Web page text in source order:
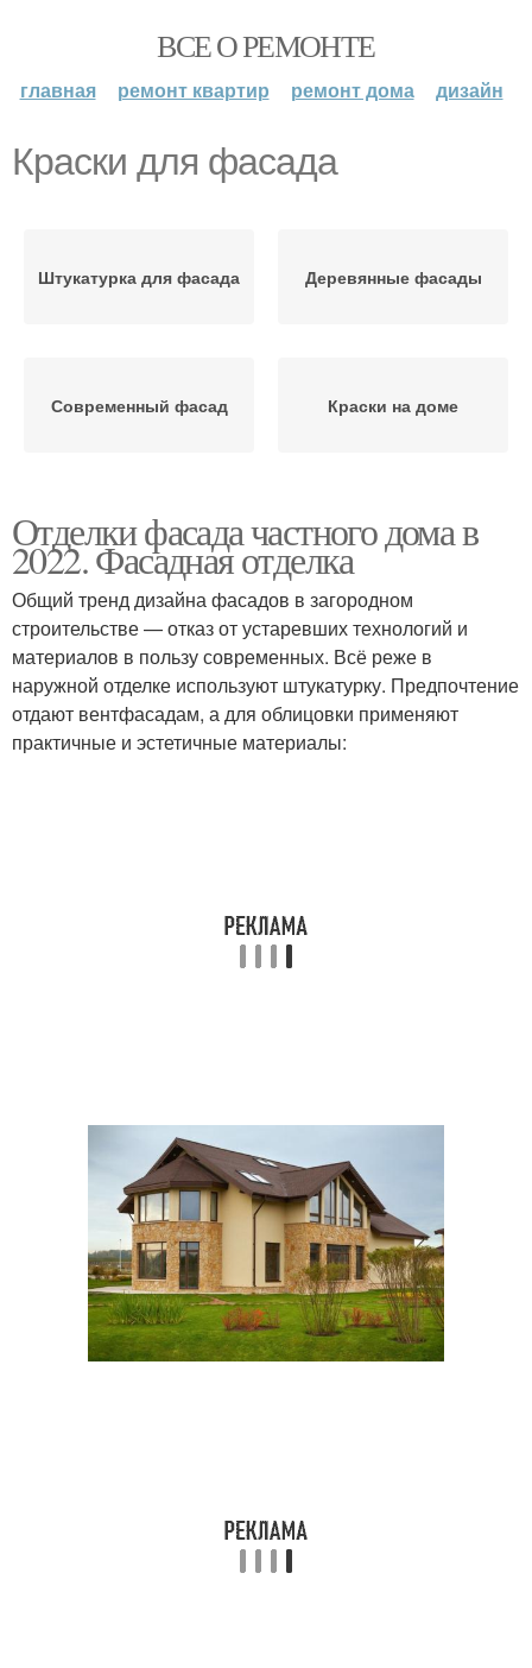
ВСЕ О РЕМОНТЕ
главная ремонт квартир ремонт дома дизайн
Краски для фасада
Штукатурка для фасада Деревянные фасады
Современный фасад Краски на доме
Отделки фасада частного дома в
2022. Фасадная отделка
Общий тренд дизайна фасадов в загородном
строительстве — отказ от устаревших технологий и
материалов в пользу современных. Всё реже в
наружной отделке используют штукатурку. Предпочтение
отдают вентфасадам, а для облицовки применяют
практичные и эстетичные материалы: